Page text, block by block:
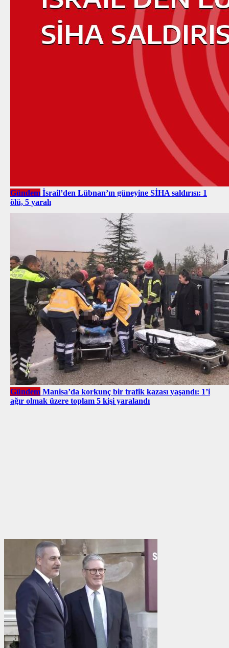
Gündem İsrail’den Lübnan’ın güneyine SİHA saldırısı: 1
ölü, 5 yaralı
Gündem Manisa’da korkunç bir trafik kazası yaşandı: 1’i
ağır olmak üzere toplam 5 kişi yaralandı